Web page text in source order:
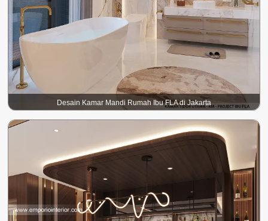
Desain Kamar Mandi Rumah Ibu FLA di Jakarta